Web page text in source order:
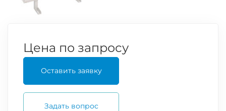
Цена по запросу
Оставить заявку
Задать вопрос